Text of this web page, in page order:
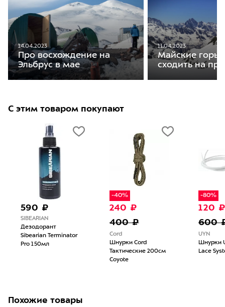
14.04.2023
Про восхождение на
Эльбрус в мае
11.04.2023
Майские горы:
сходить на
С этим товаром покупают
590 ₽
SIBEARIAN
Дезодорант
Sibearian Terminator
Pro 150мл
-40%
240 ₽
400 ₽
Cord
Шнурки Cord
Тактические 200см
Coyote
-80%
120 ₽
600
UYN
Шнурки
Lace
Похожие товары